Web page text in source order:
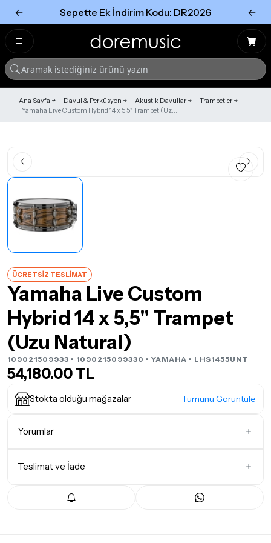
← Sepette Ek İndirim Kodu: DR2026 ←
Ana Sayfa Davul & Perküsyon Akustik Davullar
Trampetler
Yamaha Live Custom Hybrid 14 x 5,5" Trampet (Uz...
ÜCRETSİZ TESLİMAT
Yamaha Live Custom
Hybrid 14 x 5,5" Trampet
(Uzu Natural)
109021509933 • 1090215099330 • YAMAHA • LHS1455UNT
54,180.00 TL
Stokta olduğu mağazalar Tümünü Görüntüle
Yorumlar
Teslimat ve İade
Teslimat Koşulları
Tümünü Gör
Tümünü gör